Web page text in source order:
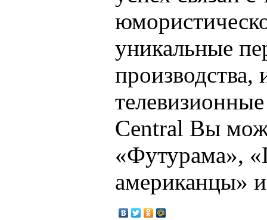
уникальные
производства,
Central Вы
«Футурама»,
американцы»